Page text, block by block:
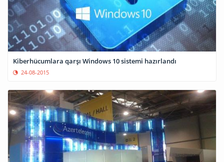
Kiberhücumlara qarşı Windows 10 sistemi hazırlandı
24-08-2015